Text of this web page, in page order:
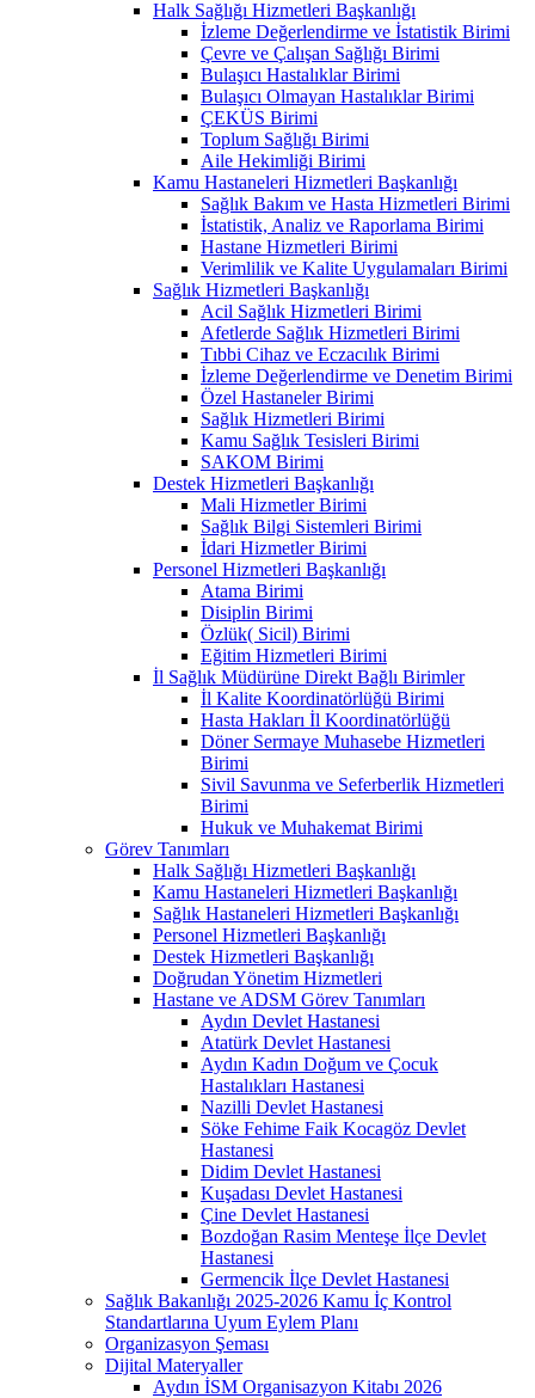
Halk Sağlığı Hizmetleri Başkanlığı
İzleme Değerlendirme ve İstatistik Birimi
Çevre ve Çalışan Sağlığı Birimi
Bulaşıcı Hastalıklar Birimi
Bulaşıcı Olmayan Hastalıklar Birimi
ÇEKÜS Birimi
Toplum Sağlığı Birimi
Aile Hekimliği Birimi
Kamu Hastaneleri Hizmetleri Başkanlığı
Sağlık Bakım ve Hasta Hizmetleri Birimi
İstatistik, Analiz ve Raporlama Birimi
Hastane Hizmetleri Birimi
Verimlilik ve Kalite Uygulamaları Birimi
Sağlık Hizmetleri Başkanlığı
Acil Sağlık Hizmetleri Birimi
Afetlerde Sağlık Hizmetleri Birimi
Tıbbi Cihaz ve Eczacılık Birimi
İzleme Değerlendirme ve Denetim Birimi
Özel Hastaneler Birimi
Sağlık Hizmetleri Birimi
Kamu Sağlık Tesisleri Birimi
SAKOM Birimi
Destek Hizmetleri Başkanlığı
Mali Hizmetler Birimi
Sağlık Bilgi Sistemleri Birimi
İdari Hizmetler Birimi
Personel Hizmetleri Başkanlığı
Atama Birimi
Disiplin Birimi
Özlük( Sicil) Birimi
Eğitim Hizmetleri Birimi
İl Sağlık Müdürüne Direkt Bağlı Birimler
İl Kalite Koordinatörlüğü Birimi
Hasta Hakları İl Koordinatörlüğü
Döner Sermaye Muhasebe Hizmetleri
Birimi
Sivil Savunma ve Seferberlik Hizmetleri
Birimi
Hukuk ve Muhakemat Birimi
Görev Tanımları
Halk Sağlığı Hizmetleri Başkanlığı
Kamu Hastaneleri Hizmetleri Başkanlığı
Sağlık Hastaneleri Hizmetleri Başkanlığı
Personel Hizmetleri Başkanlığı
Destek Hizmetleri Başkanlığı
Doğrudan Yönetim Hizmetleri
Hastane ve ADSM Görev Tanımları
Aydın Devlet Hastanesi
Atatürk Devlet Hastanesi
Aydın Kadın Doğum ve Çocuk
Hastalıkları Hastanesi
Nazilli Devlet Hastanesi
Söke Fehime Faik Kocagöz Devlet
Hastanesi
Didim Devlet Hastanesi
Kuşadası Devlet Hastanesi
Çine Devlet Hastanesi
Bozdoğan Rasim Menteşe İlçe Devlet
Hastanesi
Germencik İlçe Devlet Hastanesi
Sağlık Bakanlığı 2025-2026 Kamu İç Kontrol
Standartlarına Uyum Eylem Planı
Organizasyon Şeması
Dijital Materyaller
Aydın İSM Organisazyon Kitabı 2026